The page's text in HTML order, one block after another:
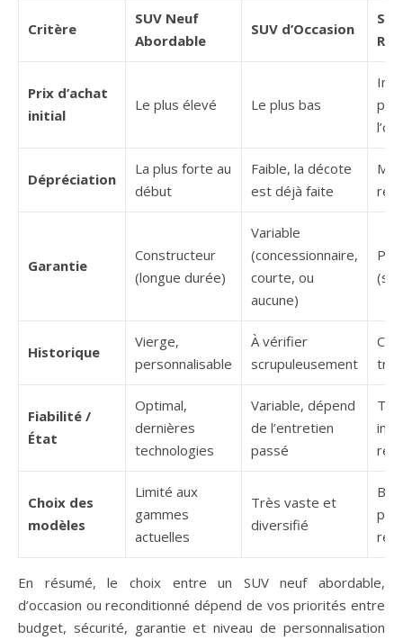
Critère
SUV Neuf
Abordable
SUV d’Occasion
SUV
Prix d’achat
initial
Le plus élevé Le plus bas
Dépréciation
La plus forte au
début
Faible, la décote
est déjà faite
Garantie
Constructeur
(longue durée)
Variable
(concessionnaire,
courte, ou
aucune)
Historique
Vierge,
personnalisable
À vérifier
scrupuleusement
Fiabilité /
État
Optimal,
dernières
technologies
Variable, dépend
de l’entretien
passé
Choix des
modèles
Limité aux
gammes
actuelles
Très vaste et
diversifié
En résumé, le choix entre un SUV neuf abordable,
d’occasion ou reconditionné dépend de vos priorités entre
budget, sécurité, garantie et niveau de personnalisation